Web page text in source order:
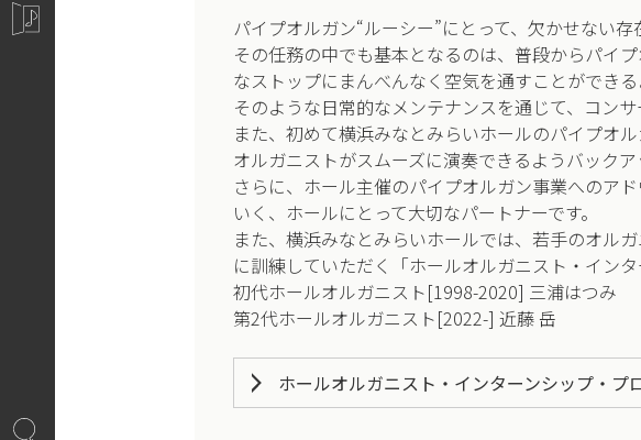
パイプオルガン“ルーシー”にとって、欠かせない存
その任務の中でも基本となるのは、普段からパイ
なストップにまんべんなく空気を通すことができ
そのような日常的なメンテナンスを通じて、コン
また、初めて横浜みなとみらいホールのパイプオ
オルガニストがスムーズに演奏できるようバックア
さらに、ホール主催のパイプオルガン事業へのア
いく、ホールにとって大切なパートナーです。
また、横浜みなとみらいホールでは、若手のオル
に訓練していただく「ホールオルガニスト・イン
初代ホールオルガニスト[1998-2020] 三浦はつみ
第2代ホールオルガニスト[2022-] 近藤 岳
ホールオルガニスト・インターンシップ・プ